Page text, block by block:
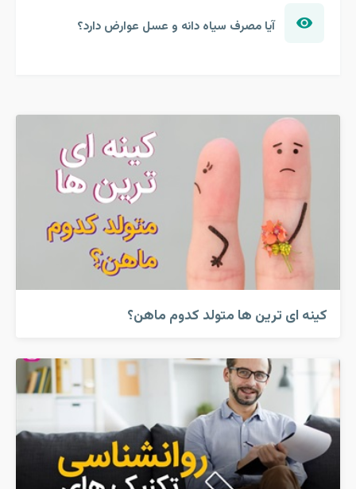
آیا مصرف سیاه دانه و عسل عوارض دارد؟
کینه ای ترین ها متولد کدوم ماهن؟